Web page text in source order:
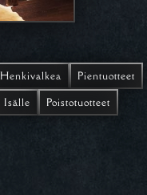
Henkivalkea
Pientuotteet
Isälle Poistotuotteet